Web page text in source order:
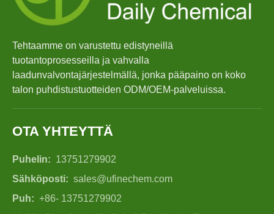
Tehtaamme on varustettu edistyneillä
tuotantoprosesseilla ja vahvalla
laadunvalvontajärjestelmällä, jonka pääpaino on koko
talon puhdistustuotteiden ODM/OEM-palveluissa.
OTA YHTEYTTÄ
Puhelin: 13751279902
Sähköposti: sales@ufinechem.com
Puh: +86- 13751279902